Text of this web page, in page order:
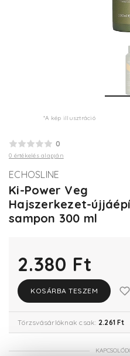
*A kép illusztráció
0
0 értékelés alapján
ECHOSLINE
Ki-Power Veg
Hajszerkezet-
sampon 300 ml
2.380 Ft
KOSÁRBA TESZEM
Törzsvásárlóknak csak: 2.261 Ft